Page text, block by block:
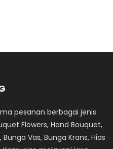
pesanan berbagai jenis
Flowers, Hand Bouquet,
Vas, Bunga Krans, Hias